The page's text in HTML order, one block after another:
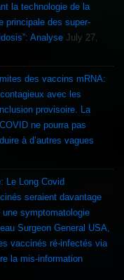
la technologie de la
principale des super-
Analyse July 27,
des vaccins mRNA:
avec les
provisoire. La
ne pourra pas
à d’autres vagues
Le Long Covid
seraient davantage
symptomatologie
Surgeon General USA,
vaccinés ré-infectés via
la mis-information